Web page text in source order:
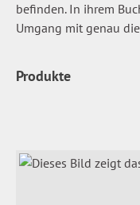
befinden. In ihrem
Umgang mit genau
Produkte